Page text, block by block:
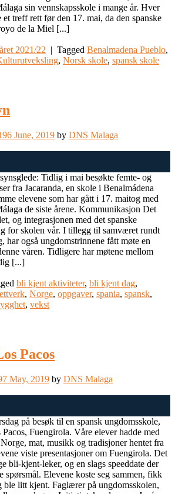
sin vennskapsskole i mange år. Hver
treff rett før den 17. mai, da den spanske
de la Miel [...]
2021/22 | Tagged Benalmadena Pueblo,
, Norsk skole, spansk skole
6 June, 2019 by DNS Malaga
Tidlig i mai besøkte femte- og
fra Jacaranda, en skole i Benalmádena
elevene som har gått i 17. maitog med
de siste årene. Kommunikasjon Det
og integrasjonen med det spanske
for skolen vår. I tillegg til samværet rundt
har også ungdomstrinnene fått møte en
våren. Tidligere har møtene mellom
[...]
bli kjent aktiviteter, bli kjent dag,
, Norge, oppgaver, spania, spansk,
, vekst
Pacos
7 May, 2019 by DNS Malaga
på besøk til en spansk ungdomsskole,
Fuengirola. Våre elever hadde med
mat, musikk og tradisjoner hentet fra
viste presentasjoner om Fuengirola. Det
bli-kjent-leker, og en slags speeddate der
spørsmål. Elevene koste seg sammen, fikk
ble litt kjent. Faglærer på ungdomsskolen,